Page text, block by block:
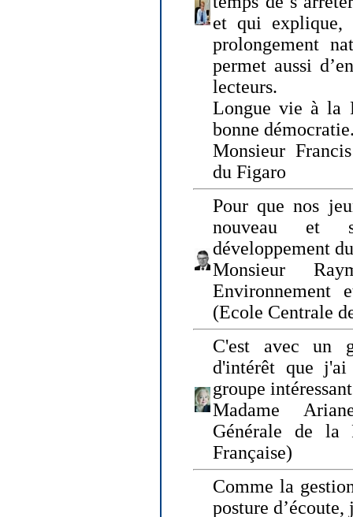
et qui explique,
prolongement
permet aussi
lecteurs.
Longue vie à la
bonne
Monsieur
du Figaro
Pour que nos
nouveau et
développement
Monsieur
Environnement
(Ecole Centrale
C'est avec un
d'intérêt que
groupe
Madame
Générale de la
Française)
Comme la
posture